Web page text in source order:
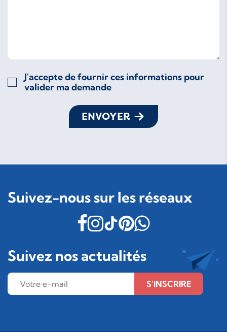
J'accepte de fournir ces informations pour
valider ma demande
ENVOYER
Suivez-nous sur les réseaux
Suivez nos actualités
S'INSCRIRE